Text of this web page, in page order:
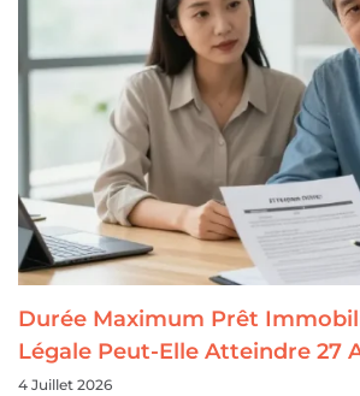
Durée Maximum Prêt
Légale Peut-Elle Atteindre 27
4 Juillet 2026